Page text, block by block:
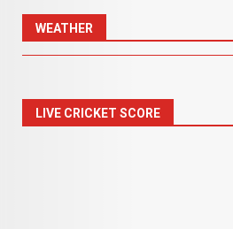
WEATHER
LIVE CRICKET SCORE